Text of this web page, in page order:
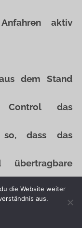
aktiv
dem Stand
das
so, dass das
lastfreiem
Dadurch muss
die Website weiter
aus.